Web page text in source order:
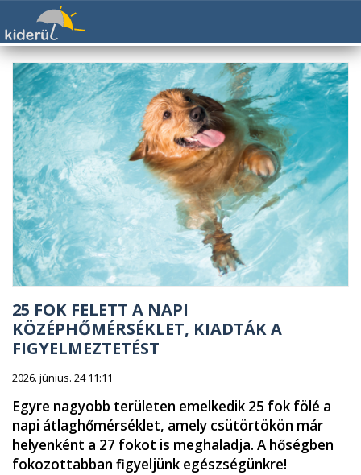
25 FOK FELETT A NAPI
KÖZÉPHŐMÉRSÉKLET, KIADTÁK A
FIGYELMEZTETÉST
2026. június. 24 11:11
Egyre nagyobb területen emelkedik 25 fok fölé a
napi átlaghőmérséklet, amely csütörtökön már
helyenként a 27 fokot is meghaladja. A hőségben
fokozottabban figyeljünk egészségünkre!